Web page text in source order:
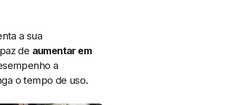
a sua
de aumentar em
a
o tempo de uso.